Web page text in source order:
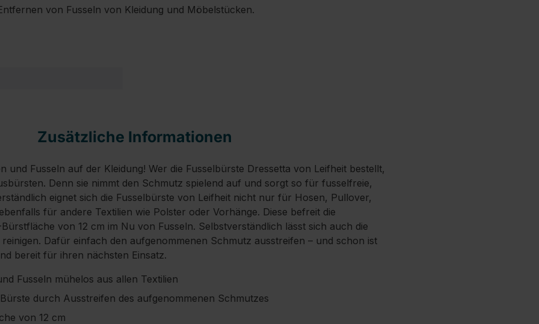
von Fusseln von Kleidung und Möbelstücken.
Zusätzliche Informationen
und Fusseln auf der Kleidung! Wer die Fusselbürste Dressetta von Leifheit bestellt,
Denn sie nimmt den Schmutz spielend auf und sorgt so für fusselfreie,
eignet sich die Fusselbürste von Leifheit nicht nur für Hosen, Pullover,
für andere Textilien wie Polster oder Vorhänge. Diese befreit die
von 12 cm im Nu von Fusseln. Selbstverständlich lässt sich auch die
Dafür einfach den aufgenommenen Schmutz ausstreifen – und schon ist
bereit für ihren nächsten Einsatz.
Fusseln mühelos aus allen Textilien
durch Ausstreifen des aufgenommenen Schmutzes
von 12 cm